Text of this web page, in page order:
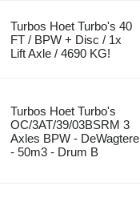
Turbos Hoet Turbo's 40
FT / BPW + Disc / 1x
Lift Axle / 4690 KG!
Turbos Hoet Turbo's
OC/3AT/39/03BSRM 3
Axles BPW - DeWagtere
- 50m3 - Drum B